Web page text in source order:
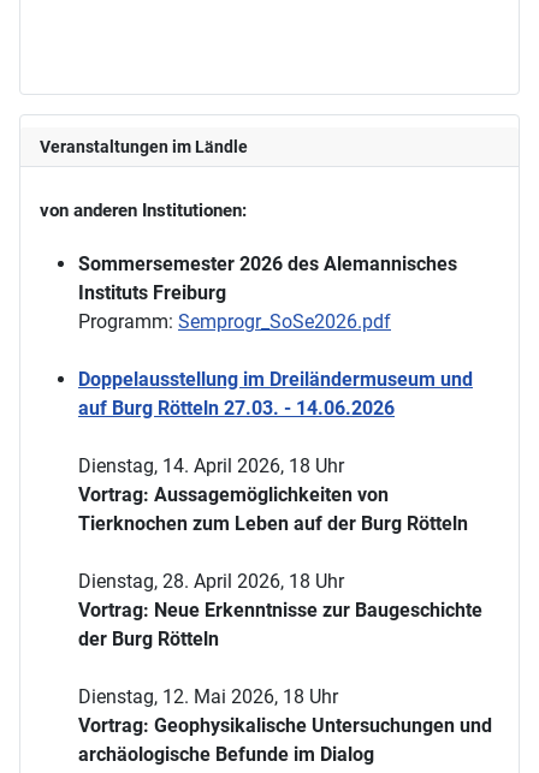
Veranstaltungen im Ländle
von anderen Institutionen:
Sommersemester 2026 des Alemannisches
Instituts Freiburg
Programm: Semprogr_SoSe2026.pdf
Doppelausstellung im Dreiländermuseum und
auf Burg Rötteln 27.03. - 14.06.2026
Dienstag, 14. April 2026, 18 Uhr
Vortrag: Aussagemöglichkeiten von
Tierknochen zum Leben auf der Burg Rötteln
Dienstag, 28. April 2026, 18 Uhr
Vortrag: Neue Erkenntnisse zur Baugeschichte
der Burg Rötteln
Dienstag, 12. Mai 2026, 18 Uhr
Vortrag: Geophysikalische Untersuchungen und
archäologische Befunde im Dialog